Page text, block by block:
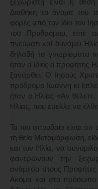
ξεχωριστή είναι η
Διαθήκη το όνομα του
φορές από τον ίδιο τον
του Προδρόμου, είπε
πνεύματι καὶ δυνάμει
δηλαδή τα γνωρίσματα
ήταν ο ίδιος ο προφήτης
ξανάρθει. Ο Ιησούς
πρόδρομο Ιωάννη κι
ήταν ο Ηλίας «Αν θέλετε,
Ηλίας, που έμελλε να
Το πιο σπουδαίο είναι
τη θεία Μεταμόρφωση,
και τον Ηλία, να
φανερώνουν την
ανάμεσα στους Προφήτες
Ακόμα και στο πρόσωπο